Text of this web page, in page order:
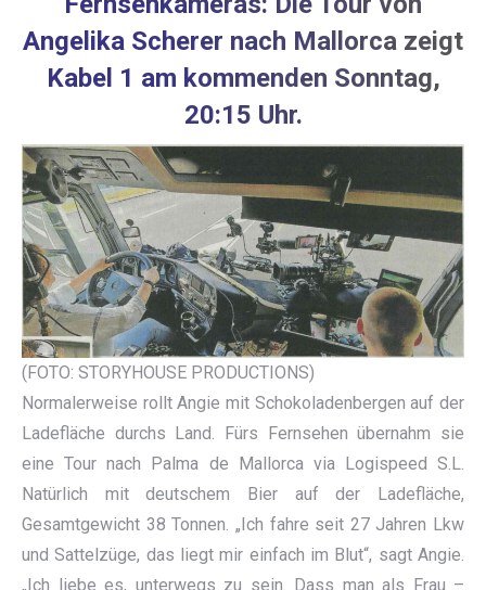
Angelika Scherer nach Mallorca zeigt
Kabel 1 am kommenden Sonntag,
20:15 Uhr.
(FOTO: STORYHOUSE PRODUCTIONS)
Normalerweise rollt Angie mit Schokoladenbergen auf der
Ladefläche durchs Land. Fürs Fernsehen übernahm sie
eine Tour nach Palma de Mallorca via Logispeed S.L.
Natürlich mit deutschem Bier auf der Ladefläche,
Gesamtgewicht 38 Tonnen. „Ich fahre seit 27 Jahren Lkw
und Sattelzüge, das liegt mir einfach im Blut“, sagt Angie.
„Ich liebe es, unterwegs zu sein. Dass man als Frau –